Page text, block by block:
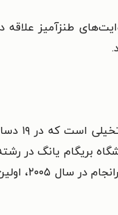
طنزآمیز
بریگام یانگ در